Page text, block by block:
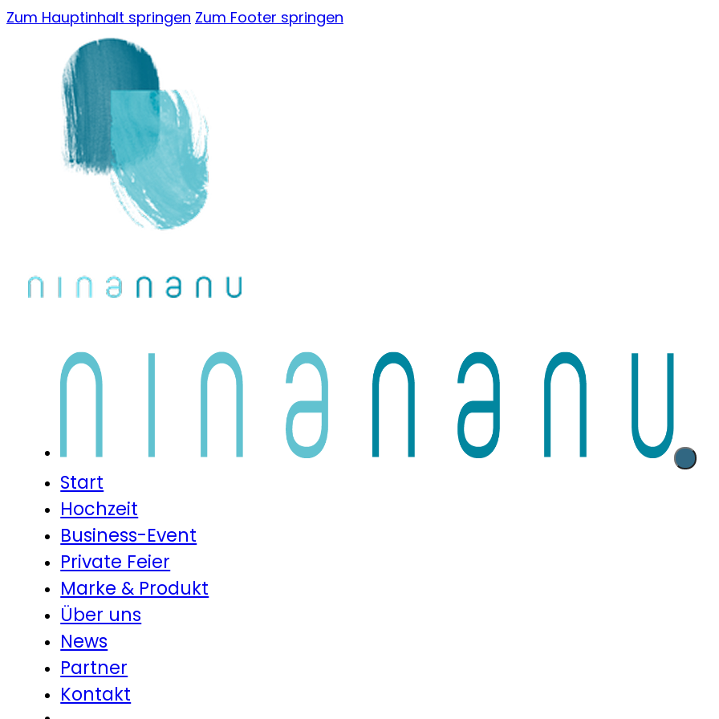
Zum Hauptinhalt springen Zum Footer springen
Start
Hochzeit
Business-Event
Private Feier
Marke & Produkt
Über uns
News
Partner
Kontakt